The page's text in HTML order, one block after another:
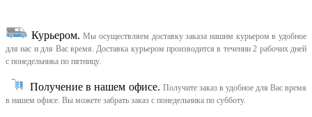
Курьером. Мы осуществляем доставку заказа нашим курьером в удобное
для нас и для Вас время. Доставка курьером производится в течении 2 рабочих дней
с понедельника по пятницу.
Получение в нашем офисе. Получите заказ в удобное для Вас время
в нашем офисе. Вы можете забрать заказ с понедельника по субботу.